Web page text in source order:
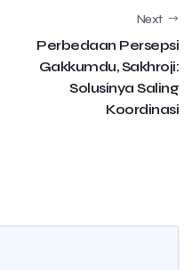
Next
Perbedaan Persepsi
Gakkumdu, Sakhroji:
Solusinya Saling
Koordinasi